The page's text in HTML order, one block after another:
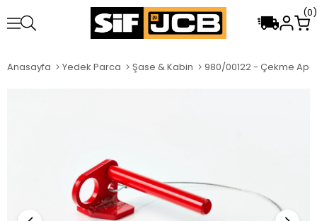
0
Anasayfa Yedek Parca Şase & Kabin 980/00122 - Çekme